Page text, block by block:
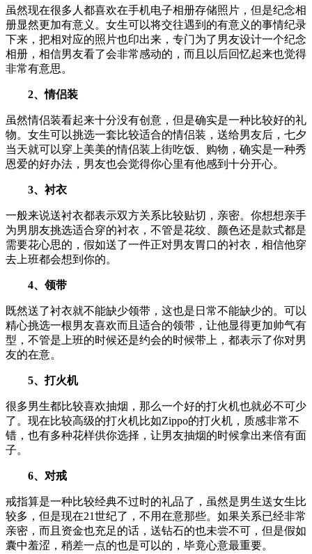
虽然现在很多人都喜欢在手机电子相册存储照片，但是纪念相
册显然更加有意义。女生可以将交往遇到的有意义的事情纪录
下来，把相对应的照片也印出来，专门为了男友设计一个纪念
相册，相信男友看了会非常感动的，而且以后回忆起来也觉得
非常有意思。
2、情侣装
虽然情侣装看起来十分没有创意，但是确实是一种比较好的礼
物。女生可以挑选一套比较适合的情侣装，送给男友后，七夕
当天就可以穿上美美的情侣装上街吃饭、购物，确实是一种秀
恩爱的好办法，男友也会觉得你心里有他感到十分开心。
3、衬衣
一般来说送衬衣都表示双方关系比较贴切，亲密。你想想亲手
为男朋友挑选适合穿的衬衣，不管是花纹、颜色还是款式都是
需要花心思的，假如送了一件正对男友胃口的衬衣，相信他穿
去上班都会想到你的。
4、领带
既然送了衬衣就不能缺少领带，这也是日常不能缺少的。可以
精心挑选一根男友喜欢而且适合的领带，让他显得更加帅气有
型，不管是上班的时候还是约会的时候带上，都表示了你对男
友的在意。
5、打火机
很多男生都比较喜欢抽烟，那么一个好的打火机也就必不可少
了。现在比较高级的打火机比如Zippo的打火机，质感非常不
错，也有多种花样供你选择，让男友抽烟的时候拿出来倍有面
子。
6、对戒
戒指算是一种比较经典不过时的礼品了，虽然是男生送女生比
较多，但是现在21世纪了，不用在意那些。如果关系已经非常
亲密，而且资金也充足的话，送钻石的也未尝不可，但是假如
囊中羞涩，稍差一点的也是可以的，毕竟心意最重要。